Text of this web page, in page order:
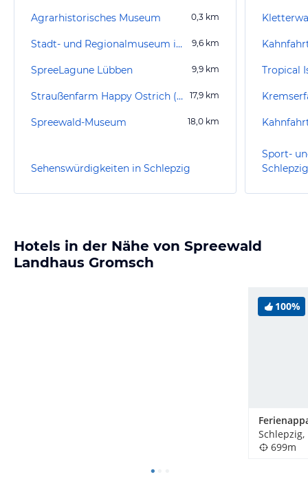
Agrarhistorisches Museum 0,3 km
Stadt- und Regionalmuseum im Schloss zu Lübben 9,6 km
SpreeLagune Lübben 9,9 km
Straußenfarm Happy Ostrich (geschlossen) 17,9 km
Spreewald-Museum 18,0 km
Sehenswürdigkeiten in Schlepzig
Tropical
Sport-
Schlepzig
Hotels in der Nähe von Spreewald
Landhaus Gromsch
100%
699m